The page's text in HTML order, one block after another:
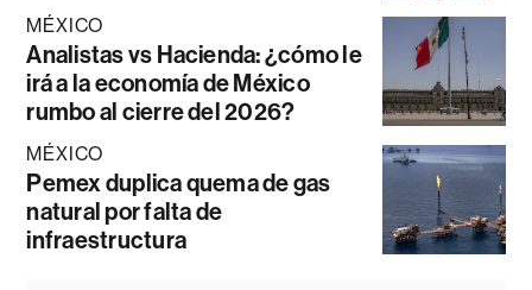
MÉXICO
Analistas vs Hacienda: ¿cómo le
irá a la economía de México
rumbo al cierre del 2026?
MÉXICO
Pemex duplica quema de gas
natural por falta de
infraestructura